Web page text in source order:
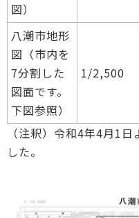
図）
八潮市地形
図（市内を
7分割した
図面です。
下図参照）
1/2,500
（注釈）令和4年4月1
した。